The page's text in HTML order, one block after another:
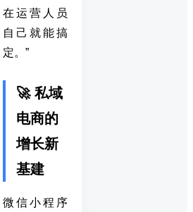
在运营人员
自己就能搞
定。”
🚀 私域
电商的
增长新
基建
微信小程序